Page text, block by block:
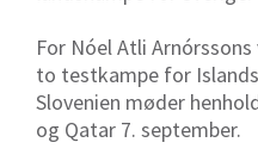
For Nóel Atli
to testkampe for
Slovenien møder
og Qatar 7. september.